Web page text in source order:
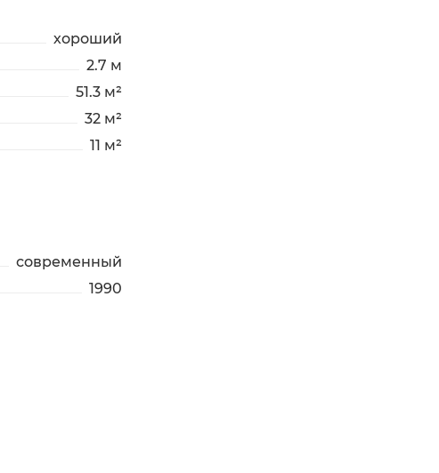
хороший
2.7 м
51.3 м²
32 м²
11 м²
современный
1990